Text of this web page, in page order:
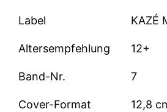
Label KAZÉ
Altersempfehlung 12+
Band-Nr. 7
Cover-Format
12,8